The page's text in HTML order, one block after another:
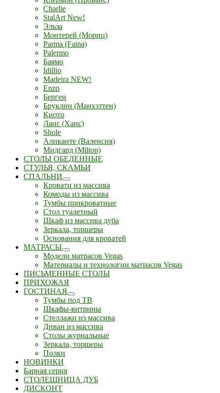
Charlie
StalArt New!
Эльза
Монтерей (Мориц)
Parma (Faina)
Palermo
Баямо
Idillio
Madeira NEW!
Enzo
Берген
Бруклин (Манхэттен)
Киото
Ланс (Ханс)
Shole
Аликанте (Валенсия)
Мидгард (Milton)
СТОЛЫ ОБЕДЕННЫЕ
СТУЛЬЯ, СКАМЬИ
СПАЛЬНИ
Кровати из массива
Комоды из массива
Тумбы прикроватные
Стол туалетный
Шкаф из массива дуба
Зеркала, торшеры
Основания для кроватей
МАТРАСЫ
Модели матрасов Vegas
Материалы и технологии матрасов Vegas
ПИСЬМЕННЫЕ СТОЛЫ
ПРИХОЖАЯ
ГОСТИНАЯ
Тумбы под ТВ
Шкафы-витрины
Стеллажи из массива
Диван из массива
Столы журнальные
Зеркала, торшеры
Полки
НОВИНКИ
Барная серия
СТОЛЕШНИЦА ДУБ
ДИСКОНТ